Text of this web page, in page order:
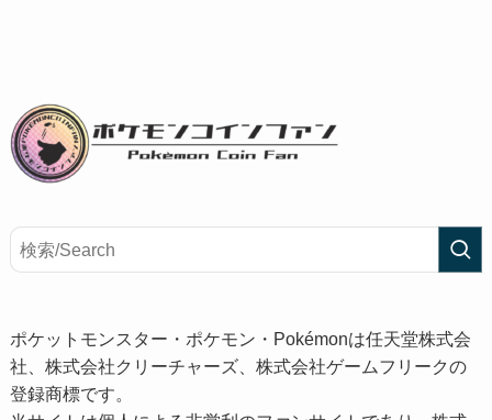
ポケットモンスター・ポケモン・Pokémonは任天堂株式会
社、株式会社クリーチャーズ、株式会社ゲームフリークの
登録商標です。